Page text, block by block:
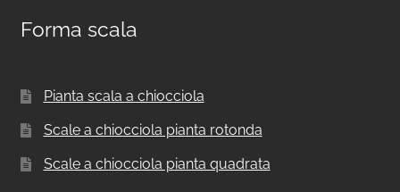
Forma scala
Pianta scala a chiocciola
Scale a chiocciola pianta rotonda
Scale a chiocciola pianta quadrata